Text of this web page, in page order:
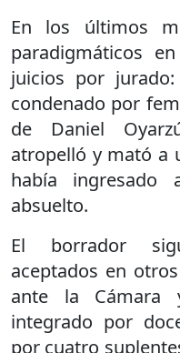
En los últimos
paradigmáticos
juicios por
condenado por
de Daniel
atropelló y mató a
había
absuelto.
El borrador
aceptados en
ante la Cámara
integrado por
por cuatro